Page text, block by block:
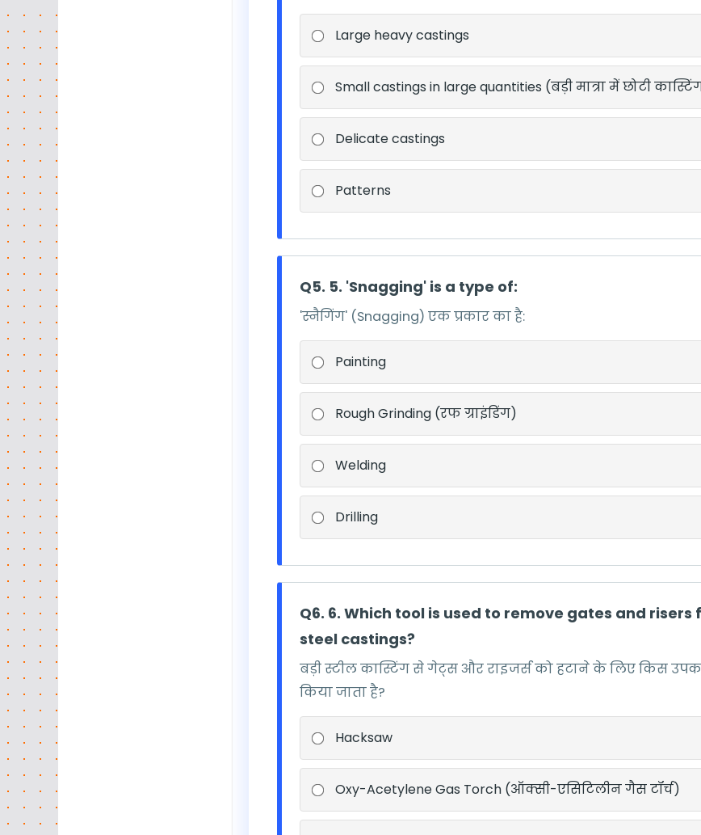
Large heavy castings
Small castings in large quantities (बड़ी मात्रा में छोटी
Delicate castings
Patterns
Q5. 5. 'Snagging' is a type of:
'स्नैगिंग' (Snagging) एक प्रकार का है:
Painting
Rough Grinding (रफ ग्राइंडिंग)
Welding
Drilling
Q6. 6. Which tool is used to remove gates and risers
steel castings?
बड़ी स्टील कास्टिंग से गेट्स और राइजर्स को हटाने के लिए किस
किया जाता है?
Hacksaw
Oxy-Acetylene Gas Torch (ऑक्सी-एसिटिलीन गैस टॉर्च)